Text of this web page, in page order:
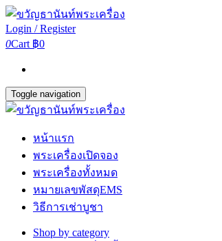
Login / Register
0Cart ฿0
Toggle navigation
หน้าแรก
พระเครื่องเปิดจอง
พระเครื่องทั้งหมด
หมายเลขพัสดุEMS
วิธีการเช่าบูชา
Shop by category